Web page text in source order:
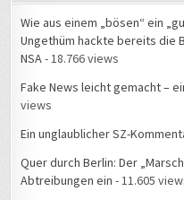
Wie aus einem „bösen“ ein
Ungethüm hackte bereits die
NSA- 18.766 views
Fake News leicht gemacht –
views
Ein unglaublicher SZ-
Quer durch Berlin: Der
Abtreibungen ein - 11.605